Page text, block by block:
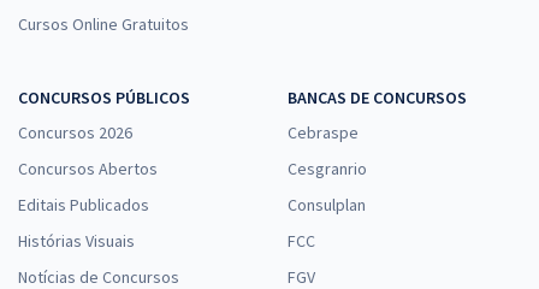
Cursos Online Gratuitos
CONCURSOS PÚBLICOS
Concursos 2026
Concursos Abertos
Editais Publicados
Histórias Visuais
Notícias de Concursos
BANCAS DE CONCURSOS
Cebraspe
Cesgranrio
Consulplan
FCC
FGV